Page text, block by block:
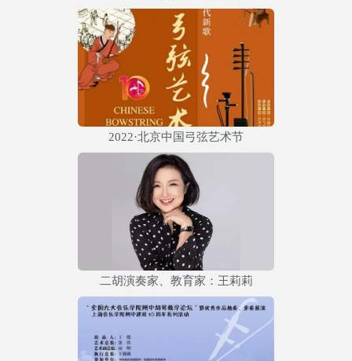
2022·北京中国弓弦艺术节
二胡演奏家、教育家：王莉莉